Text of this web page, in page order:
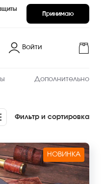
Принимаю
Войти
Дополнительно
Фильтр и сортировка
НОВИНКА